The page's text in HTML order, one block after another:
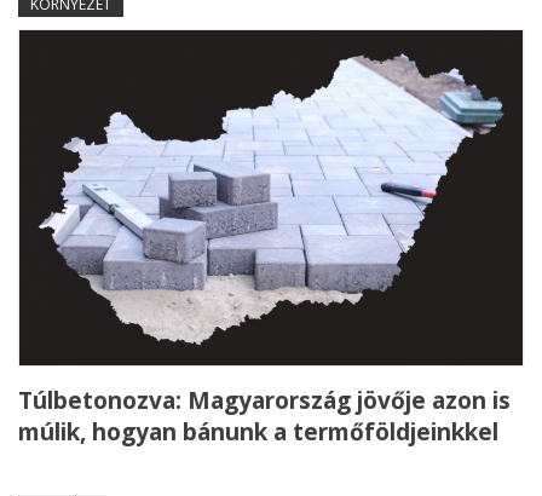
KÖRNYEZET
Túlbetonozva: Magyarország jövője azon is
múlik, hogyan bánunk a termőföldjeinkkel